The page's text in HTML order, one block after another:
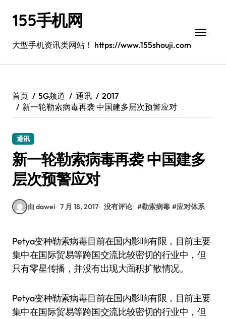
155手机网
大型手机资讯类网站！ https://www.155shouji.com
首页 5G频道 通讯
2017
新一轮勒索病毒再袭 中国建多层次预警应对
通讯
新一轮勒索病毒再袭 中国建多
层次预警应对
由 dawei 7 月 18, 2017 没有评论 #勒索病毒 #应对体系
Petya变种勒索病毒目前在国内影响有限，目前主要
集中在国际贸易等跨国交流比较密切的行业中，但
只有零星传播，并没有出现大面积扩散情况。
Petya变种勒索病毒目前在国内影响有限，目前主要
集中在国际贸易等跨国交流比较密切的行业中，但